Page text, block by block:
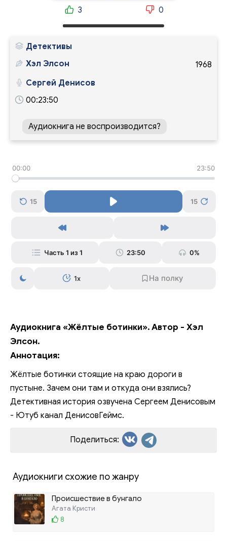
3 0
Детективы
1968
Хэл Элсон
Сергей Денисов
00:23:50
Аудиокнига не воспроизводится?
00:00 23:50
15 15
Часть 1 из 1 23:50 0%
1x
Аудиокнига «Жёлтые ботинки». Автор - Хэл
Элсон.
Аннотация:
Жёлтые ботинки стоящие на краю дороги в
пустыне. Зачем они там и откуда они взялись?
Детективная история озвучена Сергеем Денисовым
- Ютуб канал ДенисовГеймс.
Поделиться:
Аудиокниги схожие по жанру
Происшествие в бунгало
Агата Кристи
8